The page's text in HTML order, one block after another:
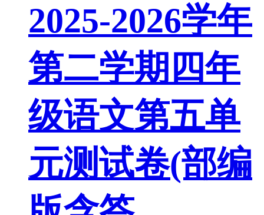
2025-2026学年
第二学期四年
级语文第五单
元测试卷(部编